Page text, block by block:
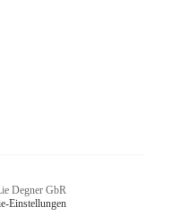
Degner GbR
Einstellungen